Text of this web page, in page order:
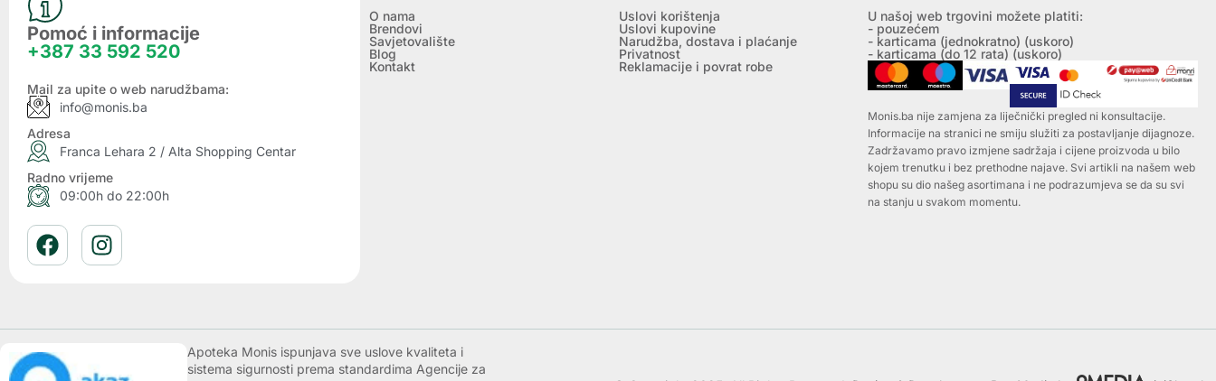
Pomoć i informacije
+387 33 592 520
Mail za upite o web narudžbama:
info@monis.ba
Adresa
Franca Lehara 2 / Alta Shopping Centar
Radno vrijeme
09:00h do 22:00h
O nama
Brendovi
Savjetovalište
Blog
Kontakt
Uslovi korištenja
Uslovi kupovine
Narudžba, dostava i plaćanje
Privatnost
Reklamacije i povrat robe
U našoj web trgovini možete platiti:
- pouzećem
- karticama (jednokratno) (uskoro)
- karticama (do 12 rata) (uskoro)
Monis.ba nije zamjena za liječnički pregled ni konsultacije.
Informacije na stranici ne smiju služiti za postavljanje dijagnoze.
Zadržavamo pravo izmjene sadržaja i cijene proizvoda u bilo
kojem trenutku i bez prethodne najave. Svi artikli na našem web
shopu su dio našeg asortimana i ne podrazumjeva se da su svi
na stanju u svakom momentu.
Apoteka Monis ispunjava sve uslove kvaliteta i
sistema sigurnosti prema standardima Agencije za